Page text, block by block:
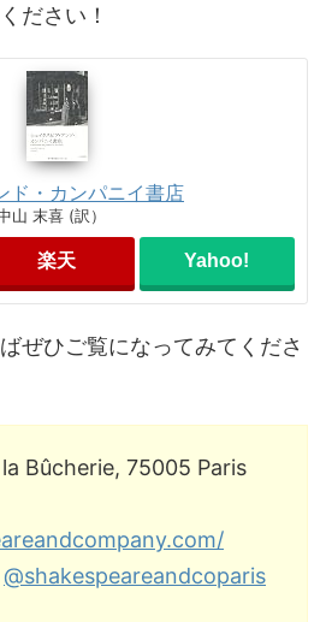
ださい！
ド・カンパニイ書店
山 末喜 (訳）
楽天 Yahoo!
ぜひご覧になってみてくださ
Bûcherie, 75005 Paris
@shakespeareandcoparis